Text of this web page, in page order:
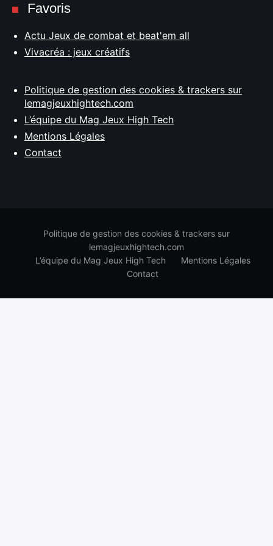
Favoris
Actu Jeux de combat et beat'em all
Vivacréa : jeux créatifs
Politique de gestion des cookies & trackers sur
lemagjeuxhightech.com
L’équipe du Mag Jeux High Tech
Mentions Légales
Contact
Politique de gestion des cookies & trackers sur
lemagjeuxhightech.com
L’équipe du Mag Jeux High Tech
Mentions Légales
Contact